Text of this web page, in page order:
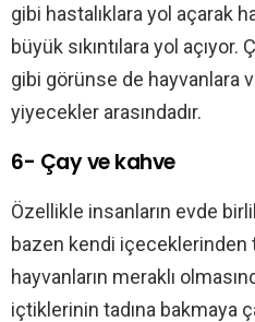
gibi hastalıklara yol açarak
büyük sıkıntılara yol
gibi görünse de hayvanlara
yiyecekler arasındadır.
6- Çay ve kahve
Özellikle insanların evde
bazen kendi içeceklerinden
hayvanların meraklı
içtiklerinin tadına bakmaya